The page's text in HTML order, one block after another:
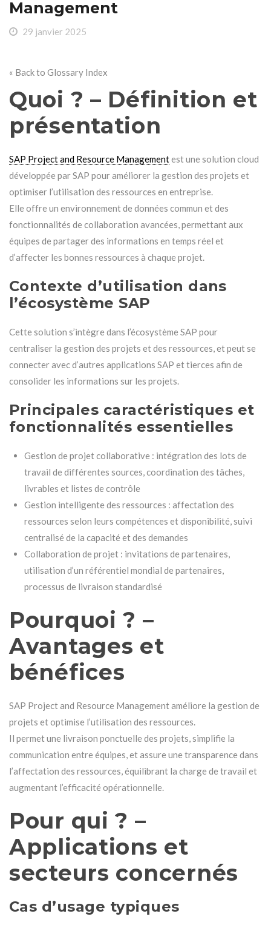
Management
29 janvier 2025
« Back to Glossary Index
Quoi ? – Définition et
présentation
SAP Project and Resource Managementest une solution cloud
développée par SAP pour améliorer la gestion des projets et
optimiser l’utilisation des ressources en entreprise.
Elle offre un environnement de données commun et des
fonctionnalités de collaboration avancées, permettant aux
équipes de partager des informations en temps réel et
d’affecter les bonnes ressources à chaque projet.
Contexte d’utilisation dans
l’écosystème SAP
Cette solution s’intègre dans l’écosystème SAP pour
centraliser la gestion des projets et des ressources, et peut se
connecter avec d’autres applications SAP et tierces afin de
consolider les informations sur les projets.
Principales caractéristiques et
fonctionnalités essentielles
Gestion de projet collaborative : intégration des lots de
travail de différentes sources, coordination des tâches,
livrables et listes de contrôle
Gestion intelligente des ressources : affectation des
ressources selon leurs compétences et disponibilité, suivi
centralisé de la capacité et des demandes
Collaboration de projet : invitations de partenaires,
utilisation d’un référentiel mondial de partenaires,
processus de livraison standardisé
Pourquoi ? –
Avantages et
bénéfices
SAP Project and Resource Management améliore la gestion de
projets et optimise l’utilisation des ressources.
Il permet une livraison ponctuelle des projets, simplifie la
communication entre équipes, et assure une transparence dans
l’affectation des ressources, équilibrant la charge de travail et
augmentant l’efficacité opérationnelle.
Pour qui ? –
Applications et
secteurs concernés
Cas d’usage typiques